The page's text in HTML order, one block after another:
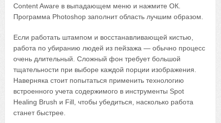
Content Aware в выпадающем меню и нажмите ОК.
Программа Photoshop заполнит область лучшим образом.
Если работать штампом и восстанавливающей кистью,
работа по убиранию людей из пейзажа — обычно процесс
очень длительный. Сложный фон требует большой
тщательности при выборе каждой порции изображения.
Наверняка стоит попытаться применить технологию
встроенного учета содержимого в инструменты Spot
Healing Brush и Fill, чтобы убедиться, насколько работа
станет быстрее.